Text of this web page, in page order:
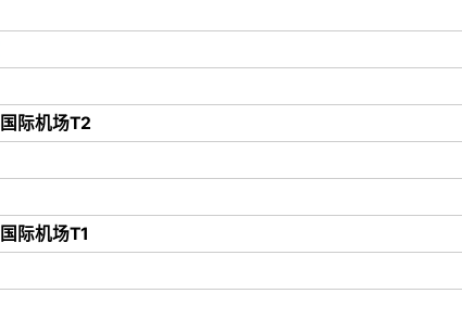
际机场T2
际机场T1